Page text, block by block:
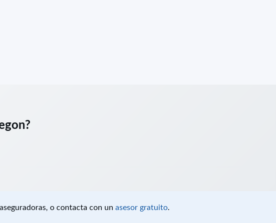
o contacta con un asesor gratuito.